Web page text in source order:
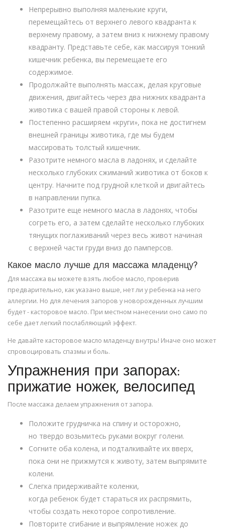
Непрерывно выполняя маленькие круги,
перемещайтесь от верхнего левого квадранта к
верхнему правому, а затем вниз к нижнему правому
квадранту. Представьте себе, как массируя тонкий
кишечник ребенка, вы перемещаете его
содержимое.
Продолжайте выполнять массаж, делая круговые
движения, двигайтесь через два нижних квадранта
животика с вашей правой стороны к левой.
Постепенно расширяем «круги», пока не достигнем
внешней границы животика, где мы будем
массировать толстый кишечник.
Разотрите немного масла в ладонях, и сделайте
несколько глубоких сжиманий животика от боков к
центру. Начните под грудной клеткой и двигайтесь
в направлении пупка.
Разотрите еще немного масла в ладонях, чтобы
согреть его, а затем сделайте несколько глубоких
тянущих поглаживаний через весь живот начиная
с верхней части груди вниз до памперсов.
Какое масло лучше для массажа младенцу?
Для массажа вы можете взять любое масло, проверив
предварительно, как указано выше, нет ли у ребенка на него
аллергии. Но для лечения запоров у новорожденных лучшим
будет - касторовое масло. При местном нанесении оно само по
себе дает легкий послабляющий эффект.
Не давайте касторовое масло младенцу внутрь! Иначе оно может
спровоцировать спазмы и боль.
Упражнения при запорах:
прижатие ножек, велосипед
После массажа делаем упражнения от запора.
Положите грудничка на спину и осторожно,
но твердо возьмитесь руками вокруг голени.
Согните оба колена, и подталкивайте их вверх,
пока они не прижмутся к животу, затем выпрямите
колени.
Слегка придерживайте коленки,
когда ребенок будет стараться их распрямить,
чтобы создать некоторое сопротивление.
Повторите сгибание и выпрямление ножек до